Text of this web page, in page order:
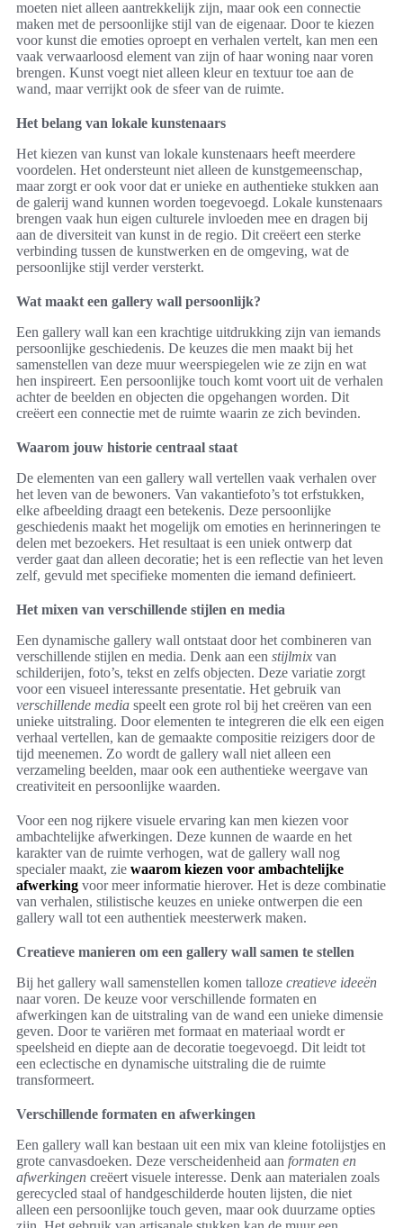
moeten niet alleen aantrekkelijk zijn, maar ook een connectie
maken met de persoonlijke stijl van de eigenaar. Door te kiezen
voor kunst die emoties oproept en verhalen vertelt, kan men een
vaak verwaarloosd element van zijn of haar woning naar voren
brengen. Kunst voegt niet alleen kleur en textuur toe aan de
wand, maar verrijkt ook de sfeer van de ruimte.
Het belang van lokale kunstenaars
Het kiezen van kunst van lokale kunstenaars heeft meerdere
voordelen. Het ondersteunt niet alleen de kunstgemeenschap,
maar zorgt er ook voor dat er unieke en authentieke stukken aan
de galerij wand kunnen worden toegevoegd. Lokale kunstenaars
brengen vaak hun eigen culturele invloeden mee en dragen bij
aan de diversiteit van kunst in de regio. Dit creëert een sterke
verbinding tussen de kunstwerken en de omgeving, wat de
persoonlijke stijl verder versterkt.
Wat maakt een gallery wall persoonlijk?
Een gallery wall kan een krachtige uitdrukking zijn van iemands
persoonlijke geschiedenis. De keuzes die men maakt bij het
samenstellen van deze muur weerspiegelen wie ze zijn en wat
hen inspireert. Een persoonlijke touch komt voort uit de verhalen
achter de beelden en objecten die opgehangen worden. Dit
creëert een connectie met de ruimte waarin ze zich bevinden.
Waarom jouw historie centraal staat
De elementen van een gallery wall vertellen vaak verhalen over
het leven van de bewoners. Van vakantiefoto’s tot erfstukken,
elke afbeelding draagt een betekenis. Deze persoonlijke
geschiedenis maakt het mogelijk om emoties en herinneringen te
delen met bezoekers. Het resultaat is een uniek ontwerp dat
verder gaat dan alleen decoratie; het is een reflectie van het leven
zelf, gevuld met specifieke momenten die iemand definieert.
Het mixen van verschillende stijlen en media
Een dynamische gallery wall ontstaat door het combineren van
verschillende stijlen en media. Denk aan een stijlmix van
schilderijen, foto’s, tekst en zelfs objecten. Deze variatie zorgt
voor een visueel interessante presentatie. Het gebruik van
verschillende media speelt een grote rol bij het creëren van een
unieke uitstraling. Door elementen te integreren die elk een eigen
verhaal vertellen, kan de gemaakte compositie reizigers door de
tijd meenemen. Zo wordt de gallery wall niet alleen een
verzameling beelden, maar ook een authentieke weergave van
creativiteit en persoonlijke waarden.
Voor een nog rijkere visuele ervaring kan men kiezen voor
ambachtelijke afwerkingen. Deze kunnen de waarde en het
karakter van de ruimte verhogen, wat de gallery wall nog
specialer maakt, zie waarom kiezen voor ambachtelijke
afwerking voor meer informatie hierover. Het is deze combinatie
van verhalen, stilistische keuzes en unieke ontwerpen die een
gallery wall tot een authentiek meesterwerk maken.
Creatieve manieren om een gallery wall samen te stellen
Bij het gallery wall samenstellen komen talloze creatieve ideeën
naar voren. De keuze voor verschillende formaten en
afwerkingen kan de uitstraling van de wand een unieke dimensie
geven. Door te variëren met formaat en materiaal wordt er
speelsheid en diepte aan de decoratie toegevoegd. Dit leidt tot
een eclectische en dynamische uitstraling die de ruimte
transformeert.
Verschillende formaten en afwerkingen
Een gallery wall kan bestaan uit een mix van kleine fotolijstjes en
grote canvasdoeken. Deze verscheidenheid aan formaten en
afwerkingen creëert visuele interesse. Denk aan materialen zoals
gerecycled staal of handgeschilderde houten lijsten, die niet
alleen een persoonlijke touch geven, maar ook duurzame opties